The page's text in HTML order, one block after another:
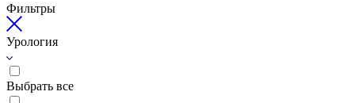
Фильтры
Урология
Выбрать все